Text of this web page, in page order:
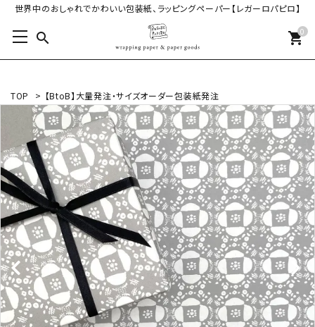
世界中のおしゃれでかわいい包装紙、ラッピングペーパー【レガーロパピロ】
search 0
shopping_cart
TOP > 【BtoB】大量発注・サイズオーダー包装紙発注